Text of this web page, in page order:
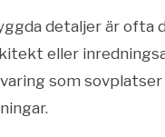
detaljer är ofta
eller
som